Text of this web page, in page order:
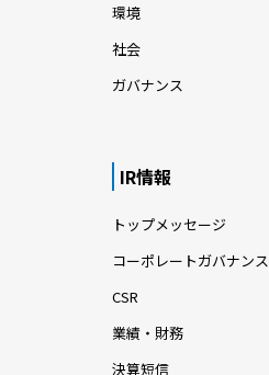
環境
社会
ガバナンス
IR情報
トップメッセージ
コーポレートガバナンス
CSR
業績・財務
決算短信